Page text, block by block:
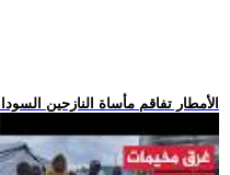
.. الأمطار تفاقم مأساة النازحين